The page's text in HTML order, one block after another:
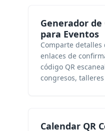
Generador de
para Eventos
Comparte detalles
enlaces de
código QR
congresos,
Calendar QR